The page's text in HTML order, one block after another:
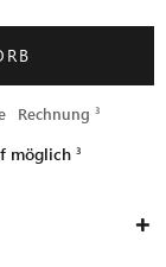
Rechnung
möglich